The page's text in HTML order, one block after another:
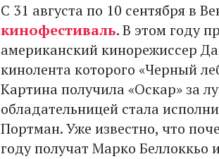
С 31 августа по 10 сентября в
кинофестиваль. В этом году
американский кинорежиссер
кинолента которого «Черный
Картина получила «Оскар» за
обладательницей стала
Портман. Уже известно, что
году получат Марко Беллоккьо